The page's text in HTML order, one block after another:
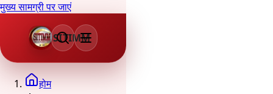
मुख्य सामग्री पर जाएं
SITIMM
होम